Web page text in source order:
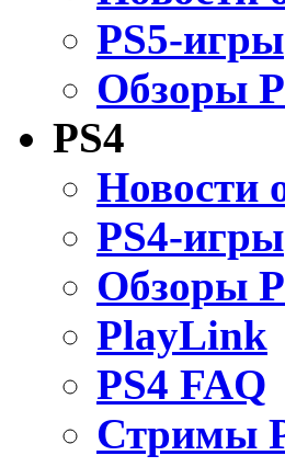
PS5-игры
Обзоры
PS4
Новости
PS4-игры
Обзоры
PlayLink
PS4 FAQ
Стримы